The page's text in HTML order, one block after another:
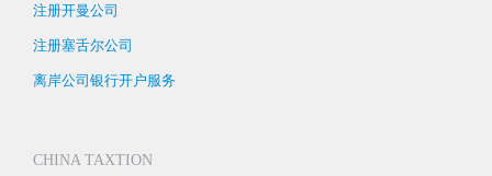
注册开曼公司
注册塞舌尔公司
离岸公司银行开户服务
CHINA TAXTION